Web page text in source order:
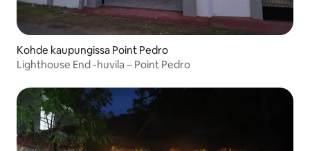
Kohde kaupungissa Point Pedro
Lighthouse End -huvila – Point Pedro